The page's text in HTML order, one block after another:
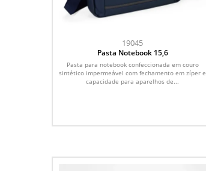
19045
Pasta Notebook 15,6
Pasta para notebook confeccionada em couro
sintético impermeável com fechamento em zíper e
capacidade para aparelhos de...